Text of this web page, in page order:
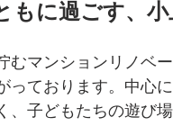
もに過ごす、
むマンションリノベ
っております。中心
、子どもたちの遊び